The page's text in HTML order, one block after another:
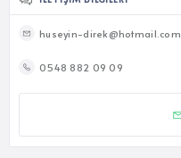
huseyin-direk@hotmail.com
0548 882 09 09